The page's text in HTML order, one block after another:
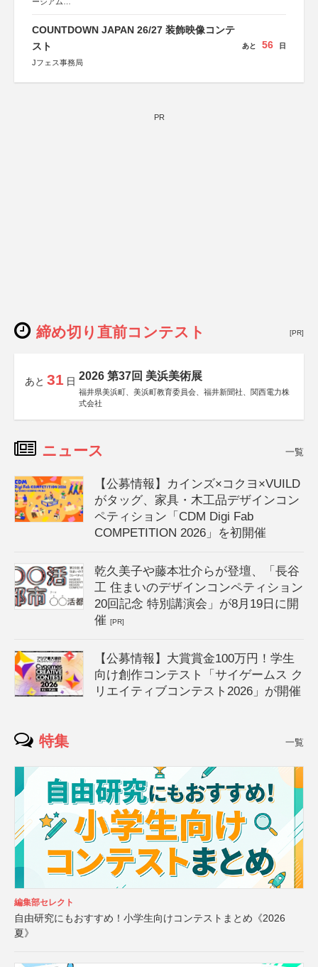
後援：厚生労働省
文部科学省
日本経済団体連合会
COUNTDOWN JAPAN 26/27 装飾映像コンテ
スト
Jフェス事務局
あと 56 日
PR
締め切り直前コンテスト [PR]
あと 31 日 2026 第37回 美浜美術展
福井県美浜町、美浜町教育委員会、福井新聞社、関西電力株
式会社
ニュース 一覧
【公募情報】カインズ×コクヨ×VUILD
がタッグ、家具・木工品デザインコン
ペティション「CDM Digi Fab
COMPETITION 2026」を初開催
乾久美子や藤本壮介らが登壇、「長谷
工 住まいのデザインコンペティション
20回記念 特別講演会」が8月19日に開
催[PR]
【公募情報】大賞賞金100万円！学生
向け創作コンテスト「サイゲームス ク
リエイティブコンテスト2026」が開催
特集 一覧
編集部セレクト
自由研究にもおすすめ！小学生向けコンテストまとめ《2026
夏》